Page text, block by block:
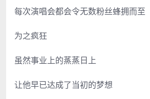
每次演唱会都会令无数粉丝蜂拥而至
为之疯狂
虽然事业上的蒸蒸日上
让他早已达成了当初的梦想